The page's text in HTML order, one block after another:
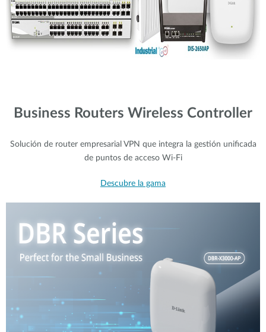
Business Routers Wireless Controller
Solución de router empresarial VPN que integra la gestión unificada
de puntos de acceso Wi-Fi
Descubre la gama